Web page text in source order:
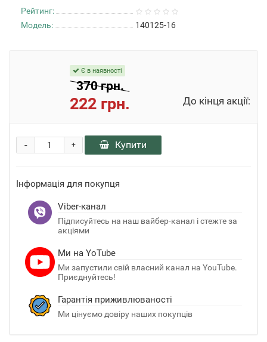
Рейтинг:
Модель:
140125-16
Є в наявності
370 грн.
222 грн. До кінця акції:
+
- Купити
Інформація для покупця
Viber-канал
Підписуйтесь на наш вайбер-канал і стежте за
акціями
Ми на YoTube
Ми запустили свій власний канал на YouTube.
Приєднуйтесь!
Гарантія приживлюваності
Ми цінуємо довіру наших покупців